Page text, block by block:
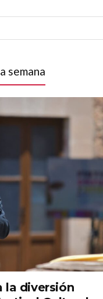
semana
la diversión